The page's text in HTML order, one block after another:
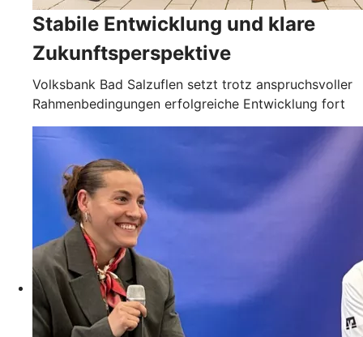
Stabile Entwicklung und klare
Zukunftsperspektive
Volksbank Bad Salzuflen setzt trotz anspruchsvoller
Rahmenbedingungen erfolgreiche Entwicklung fort